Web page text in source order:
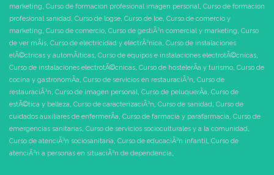
marketing, Curso de formacion profesional imagen personal, Curso de formacion
profesional sanidad, Curso de logse, Curso de loe, Curso de comercio y
marketing, Curso de comercio, Curso de gestiÃ³n comercial y marketing, Curso
de ver mÃ¡s, Curso de electricidad y electrÃ³nica, Curso de instalaciones
elÃ©ctricas y automÃ¡ticas, Curso de equipos e instalaciones electrotÃ©cnicas,
Curso de instalaciones electrotÃ©cnicas, Curso de hostelerÃ­a y turismo, Curso de
cocina y gastronomÃ­a, Curso de servicios en restauraciÃ³n, Curso de
restauraciÃ³n, Curso de imagen personal, Curso de peluquerÃ­a, Curso de
estÃ©tica y belleza, Curso de caracterizaciÃ³n, Curso de sanidad, Curso de
cuidados auxiliares de enfermerÃ­a, Curso de farmacia y parafarmacia, Curso de
emergencias sanitarias, Curso de servicios socioculturales y a la comunidad,
Curso de atenciÃ³n sociosanitaria, Curso de educaciÃ³n infantil, Curso de
atenciÃ³n a personas en situaciÃ³n de dependencia,